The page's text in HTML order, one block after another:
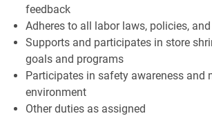
feedback
Adheres to all labor laws, policies,
Supports and participates in store
goals and programs
Participates in safety awareness and
environment
Other duties as assigned